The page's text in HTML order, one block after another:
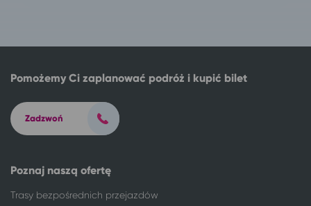
Jastrzębia Góra
Gdańsk
Gdańsk
Gdańsk
Kłodzko
Gdańsk
Konin
Gdańsk
Łódź
Gdańsk
Poznaj naszą ofertę
Trasy bezpośrednich przejazdów
Pomożemy Ci zaplanować podróż i kupić bilet
Zadzwoń